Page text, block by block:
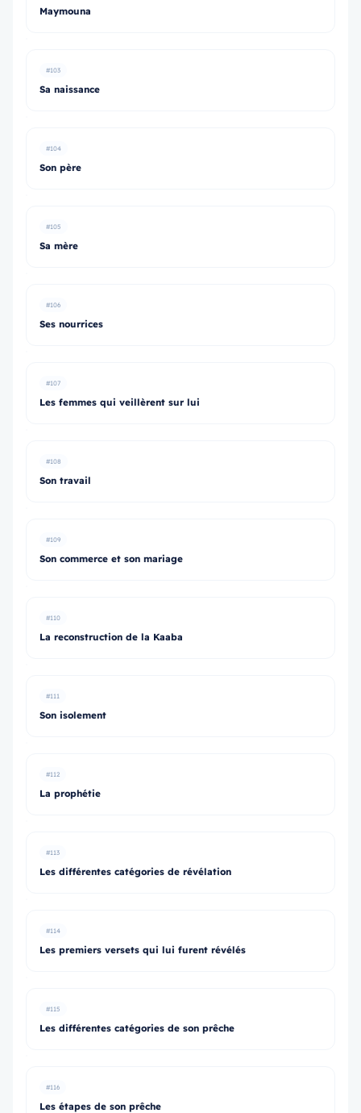
Maymouna
#103
Sa naissance
#104
Son père
#105
Sa mère
#106
Ses nourrices
#107
Les femmes qui veillèrent sur lui
#108
Son travail
#109
Son commerce et son mariage
#110
La reconstruction de la Kaaba
#111
Son isolement
#112
La prophétie
#113
Les différentes catégories de révélation
#114
Les premiers versets qui lui furent révélés
#115
Les différentes catégories de son prêche
#116
Les étapes de son prêche